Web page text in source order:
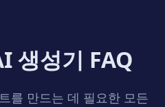
생성기 FAQ
를 만드는 데 필요한 모든